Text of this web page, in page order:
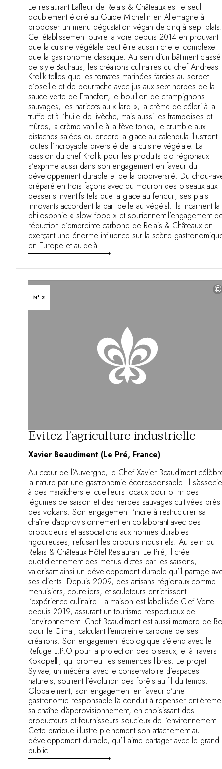
Le restaurant Lafleur de Relais & Châteaux est le seul
doublement étoilé au Guide Michelin en Allemagne à
proposer un menu dégustation végan de cinq à sept plats.
Cet établissement ouvre la voie depuis 2014 en prouvant
que la cuisine végétale peut être aussi riche et complexe
que la gastronomie classique. Au sein d’un bâtiment classé
de style Bauhaus, les créations culinaires du chef Andreas
Krolik telles que les tomates marinées farcies au sorbet
d’oseille et de bourrache avec jus aux sept herbes de la
sauce verte de Francfort, le bouillon de champignons
sauvages, les haricots au « lard », la crème de céleri à la
truffe et à l’huile de livèche, mais aussi les framboises et
mûres, la crème vanille à la fève tonka, le crumble aux
pistaches salées ou encore la glace au calendula illustrent
toutes l’incroyable diversité de la cuisine végétale. La
passion du chef Krolik pour les produits bio régionaux
s’exprime aussi dans son engagement en faveur du
développement durable et de la biodiversité. Du chou-
préparé en trois façons avec du mouron des oiseaux aux
desserts inventifs tels que la glace au fenouil, ses plats
innovants accordent la part belle au végétal. Ils incarnent la
philosophie « slow food » et soutiennent l’engagement
réduction d’empreinte carbone de Relais & Châteaux en
exerçant une énorme influence sur la scène
en Europe et au-delà.
N° 2
©
Évitez l’agriculture industrielle
Xavier Beaudiment (Le Pré, France)
Au cœur de l’Auvergne, le Chef Xavier Beaudiment
la nature par une gastronomie écoresponsable. Il s’associe
à des maraîchers et cueilleurs locaux pour offrir des
légumes de saison et des herbes sauvages cultivées près
des volcans. Son engagement l’incite à restructurer sa
chaîne d’approvisionnement en collaborant avec des
producteurs et associations aux normes durables
rigoureuses, refusant les produits industriels. Au sein du
Relais & Châteaux Hôtel Restaurant Le Pré, il crée
quotidiennement des menus dictés par les saisons,
valorisant ainsi un développement durable qu’il partage
ses clients. Depuis 2009, des artisans régionaux comme
menuisiers, couteliers, et sculpteurs enrichissent
l’expérience culinaire. La maison est labellisée Clef Verte
depuis 2019, assurant un tourisme respectueux de
l’environnement. Chef Beaudiment est aussi membre de
pour le Climat, calculant l’empreinte carbone de ses
créations. Son engagement écologique s’étend avec le
Refuge L.P.O pour la protection des oiseaux, et à travers
Kokopelli, qui promeut les semences libres. Le projet
Sylvae, un mécénat avec le conservatoire d’espaces
naturels, soutient l’évolution des forêts au fil du temps.
Globalement, son engagement en faveur d’une
gastronomie responsable l’a conduit à repenser
sa chaîne d’approvisionnement, en choisissant des
producteurs et fournisseurs soucieux de l’environnement.
Cette pratique illustre pleinement son attachement au
développement durable, qu’il aime partager avec le grand
public